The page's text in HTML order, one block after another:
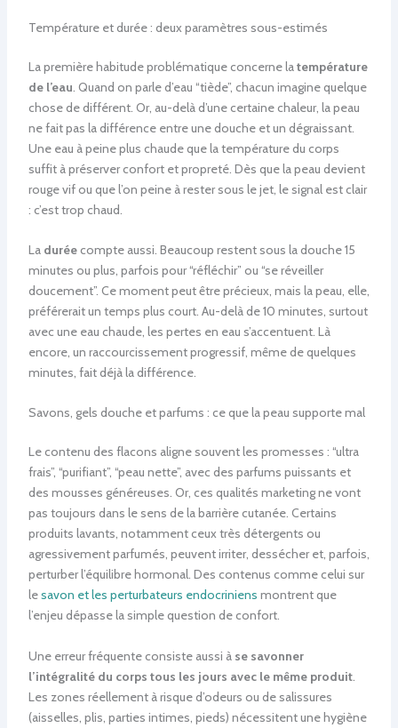
Température et durée : deux paramètres sous-estimés
La première habitude problématique concerne latempérature
de l’eau . Quand on parle d’eau “tiède”, chacun imagine quelque
chose de différent. Or, au-delà d’une certaine chaleur, la peau
ne fait pas la différence entre une douche et un dégraissant.
Une eau à peine plus chaude que la température du corps
suffit à préserver confort et propreté. Dès que la peau devient
rouge vif ou que l’on peine à rester sous le jet, le signal est clair
: c’est trop chaud.
La duréecompte aussi. Beaucoup restent sous la douche 15
minutes ou plus, parfois pour “réfléchir” ou “se réveiller
doucement”. Ce moment peut être précieux, mais la peau, elle,
préférerait un temps plus court. Au-delà de 10 minutes, surtout
avec une eau chaude, les pertes en eau s’accentuent. Là
encore, un raccourcissement progressif, même de quelques
minutes, fait déjà la différence.
Savons, gels douche et parfums : ce que la peau supporte mal
Le contenu des flacons aligne souvent les promesses : “ultra
frais”, “purifiant”, “peau nette”, avec des parfums puissants et
des mousses généreuses. Or, ces qualités marketing ne vont
pas toujours dans le sens de la barrière cutanée. Certains
produits lavants, notamment ceux très détergents ou
agressivement parfumés, peuvent irriter, dessécher et, parfois,
perturber l’équilibre hormonal. Des contenus comme celui sur
lesavon et les perturbateurs endocriniens montrent que
l’enjeu dépasse la simple question de confort.
Une erreur fréquente consiste aussi à se savonner
l’intégralité du corps tous les jours avec le même produit.
Les zones réellement à risque d’odeurs ou de salissures
(aisselles, plis, parties intimes, pieds) nécessitent une hygiène